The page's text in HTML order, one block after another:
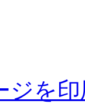
ジを